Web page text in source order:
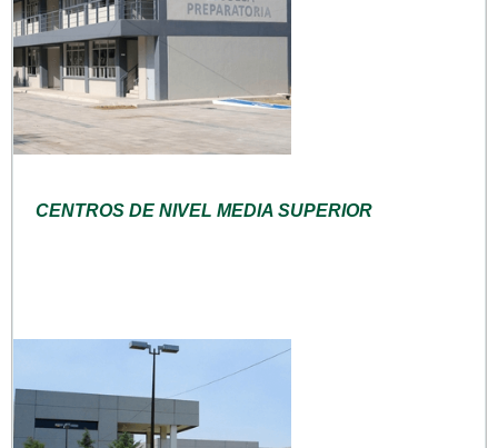
CENTROS DE NIVEL MEDIA SUPERIOR